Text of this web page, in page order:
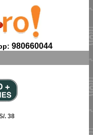
980660044
. 38